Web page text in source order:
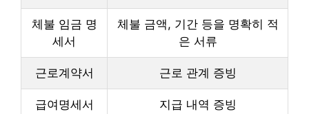
체불 임금 명
세서
체불 금액, 기간 등을 명확히 적
은 서류
근로계약서 근로 관계 증빙
급여명세서 지급 내역 증빙